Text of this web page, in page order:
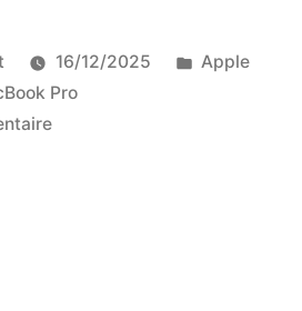
16/12/2025
Publié
Apple
Pro
sur